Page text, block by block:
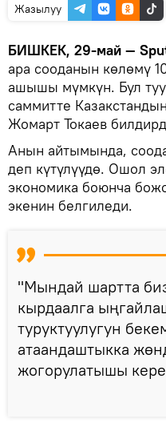
Жазылуу
БИШКЕК, 29-май —
ара сооданын көлөмү
ашышы мүмкүн. Бул
саммитте
Жомарт Токаев
Анын айтымында,
деп күтүлүүдө. Ошол
экономика боюнча
экенин белгиледи.
"Мындай шартта
кырдаалга
туруктуулугун
атаандаштыкка
жогорулатышы